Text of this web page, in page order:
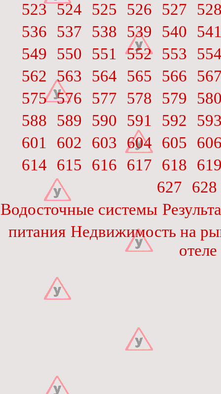
523 524 525 526 527
536
537 538 539 540
549
550 551 552 553
562 563 564 565 566
575 576 577 578 579
588
589 590 591 592
601
602 603 604 605
614
615 616 617 618
627
628
Водосточные системы
питания Недвижимость на